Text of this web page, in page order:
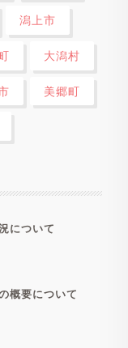
潟上市
大潟村
美郷町
について
概要について